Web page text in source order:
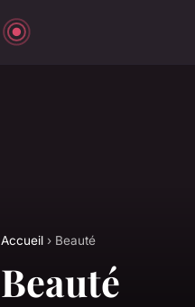
Accueil › Beauté
Beauté